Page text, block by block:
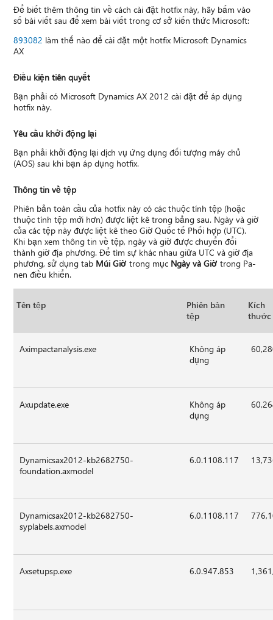
Để biết thêm thông tin về cách cài đặt hotfix này, hãy bấm vào
số bài viết sau để xem bài viết trong cơ sở kiến thức Microsoft:
893082 làm thế nào để cài đặt một hotfix Microsoft Dynamics
AX
Điều kiện tiên quyết
Bạn phải có Microsoft Dynamics AX 2012 cài đặt để áp dụng
hotfix này.
Yêu cầu khởi động lại
Bạn phải khởi động lại dịch vụ ứng dụng đối tượng máy chủ
(AOS) sau khi bạn áp dụng hotfix.
Thông tin về tệp
Phiên bản toàn cầu của hotfix này có các thuộc tính tệp (hoặc
thuộc tính tệp mới hơn) được liệt kê trong bảng sau. Ngày và giờ
của các tệp này được liệt kê theo Giờ Quốc tế Phối hợp (UTC).
Khi bạn xem thông tin về tệp, ngày và giờ được chuyển đổi
thành giờ địa phương. Để tìm sự khác nhau giữa UTC và giờ địa
phương, sử dụng tab Múi Giờ trong mục Ngày và Giờ trong Pa-
nen điều khiển.
Tên tệp
Phiên bản
tệp
Kích
Aximpactanalysis.exe
Không áp
dụng
Axupdate.exe
Không áp
dụng
Dynamicsax2012-kb2682750-
foundation.axmodel
6.0.1108.117
Dynamicsax2012-kb2682750-
syplabels.axmodel
6.0.1108.117
Axsetupsp.exe 6.0.947.853